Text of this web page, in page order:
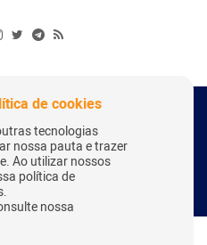
os Direitos Reservados
Herick Correa
de cookies
tecnologias
nossa pauta e trazer
Ao utilizar nossos
política de
nossa